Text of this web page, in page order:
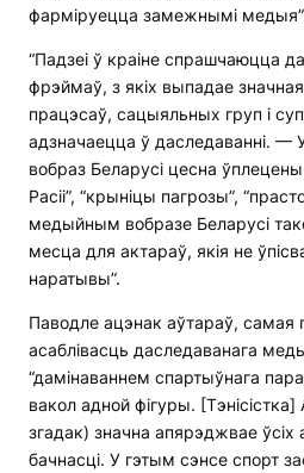
фарміруецца замежнымі
“Падзеі ў краіне спрашчаюцца
фрэймаў, з якіх выпадае
працэсаў, сацыяльных груп і
адзначаецца ў даследаванні. —
вобраз Беларусі цесна
Расіі”, “крыніцы пагрозы”,
медыйным вобразе Беларусі
месца для актараў, якія не
наратывы”.
Паводле ацэнак аўтараў, самая
асаблівасць даследаванага
“дамінаваннем спартыўнага
вакол адной фігуры.
згадак) значна апярэджвае ўсіх
бачнасці. У гэтым сэнсе спорт